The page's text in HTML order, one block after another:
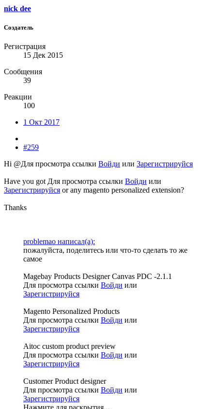
nick dee
Создатель
Регистрация
15 Дек 2015
Сообщения
39
Реакции
100
1 Окт 2017
#259
Hi @Для просмотра ссылки Войди или Зарегистрируйся
Have you gotДля просмотра ссылки Войди или
Зарегистрируйся or any magento personalized extension?
Thanks
problemao написал(а):
пожалуйста, поделитесь или что-то сделать то же
самое
Magebay Products Designer Canvas PDC -2.1.1
Для просмотра ссылки Войди или
Зарегистрируйся
Magento Personalized Products
Для просмотра ссылки Войди или
Зарегистрируйся
Aitoc custom product preview
Для просмотра ссылки Войди или
Зарегистрируйся
Customer Product designer
Для просмотра ссылки Войди или
Зарегистрируйся